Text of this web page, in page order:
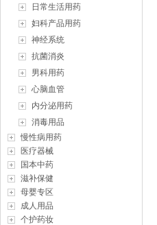
日常生活用药
妇科产品用药
神经系统
抗菌消炎
男科用药
心脑血管
内分泌用药
消毒用品
慢性病用药
医疗器械
国本中药
滋补保健
母婴专区
成人用品
个护药妆